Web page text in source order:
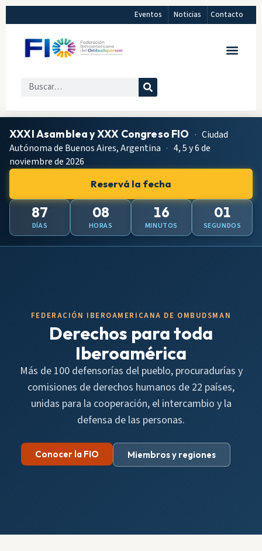
Eventos Noticias Contacto
XXXI Asamblea y XXX Congreso FIO · Ciudad
Autónoma de Buenos Aires, Argentina · 4, 5 y 6 de
noviembre de 2026
Reservá la fecha
87
DÍAS
08
HORAS
16
MINUTOS
00
SEGUNDOS
FEDERACIÓN IBEROAMERICANA DE OMBUDSMAN
Derechos para toda
Iberoamérica
Más de 100 defensorías del pueblo, procuradurías y
comisiones de derechos humanos de 22 países,
unidas para la cooperación, el intercambio y la
defensa de las personas.
Conocer la FIO Miembros y regiones